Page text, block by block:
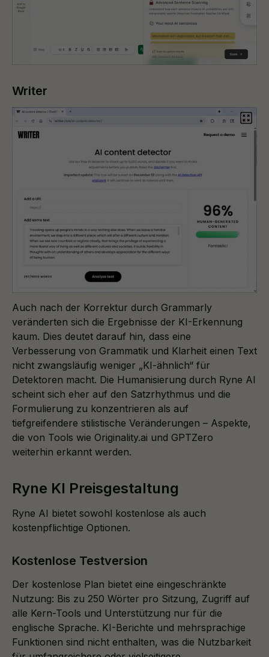
Writer
Auch nach der Korrektur durch Grammarly
veränderten sich die Ergebnisse der KI-Erkennung
kaum. Dies deutet darauf hin, dass eine
Verbesserung von Grammatik und Klarheit einen Text
nicht zwangsläufig weniger „KI-ähnlich“ für
Detektoren macht. Die Humanisierung durch Ryne AI
scheint sich eher auf den Satzrhythmus und die
Formulierung zu konzentrieren als auf
tiefgreifendere stilistische Veränderungen – Aspekte,
die von Tools wie Originality.ai und GPTZero
weiterhin erkannt werden.
Ryne KI Preisgestaltung
Ryne AI bietet sowohl kostenlose als auch
kostenpflichtige Optionen.
Kostenlose Testversion
Der kostenlose Plan bietet eine eingeschränkte
Nutzung: Bis zu 250 Wörter pro Sitzung, Zugriff auf
alle Kern-Tools und Unterstützung nur für die
englische Sprache. KI-Berichte und mehrsprachige
Funktionen sind nicht enthalten, was die Nutzbarkeit